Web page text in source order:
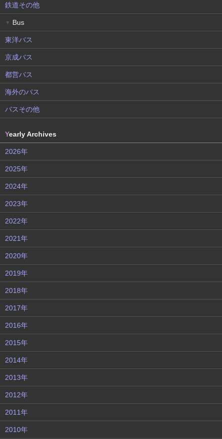
鉄道その他
▼ Bus
東洋バス
京成バス
都営バス
海外のバス
バスその他
Yearly Archives
2026年
2025年
2024年
2023年
2022年
2021年
2020年
2019年
2018年
2017年
2016年
2015年
2014年
2013年
2012年
2011年
2010年